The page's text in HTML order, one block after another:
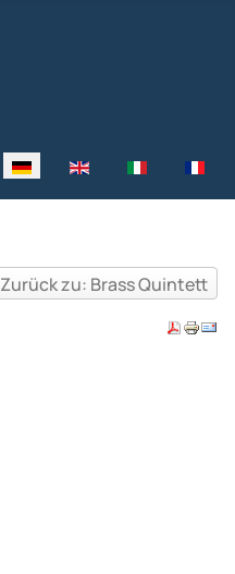
Sprache auswählen
Zurück zu: Brass Quintett